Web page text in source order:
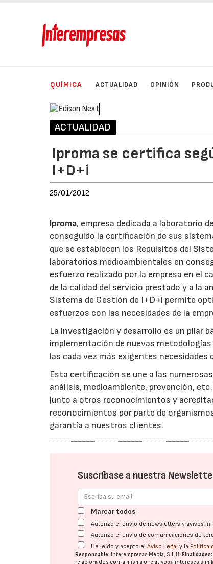
QUÍMICA ACTUALIDAD OPINIÓN
ACTUALIDAD
Iproma se certifica
I+D+i
25/01/2012
Iproma, empresa dedicada a laboratorio
conseguido la certificación de sus
que se establecen los Requisitos del
laboratorios medioambientales en
esfuerzo realizado por la empresa en el
de la calidad del servicio prestado y a la
Sistema de Gestión de I+D+i permite
esfuerzos con las necesidades de la
La investigación y desarrollo es un pilar
implementación de nuevas
las cada vez más exigentes
Esta certificación se une a las
análisis, medioambiente, prevención,
junto a otros reconocimientos y
reconocimientos por parte de
garantía a nuestros clientes.
Suscríbase a nuestra
Marcar todos
Autorizo el envío de newsletters y avisos
Autorizo el envío de comunicaciones de
He leído y acepto elAviso Legal y la Política
Responsable: Interempresas Media, S.L.U. Finalidades:
relacionados con la misma o relativos a intereses